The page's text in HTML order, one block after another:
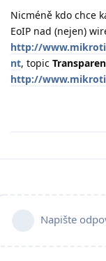
Nicméně kdo chce
EoIP nad (nejen)
http://
nt, topic
http://
Napište